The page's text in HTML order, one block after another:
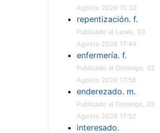
Agosto 2026 15:32
repentización. f.
Publicado el Lunes, 03
Agosto 2026 17:44
enfermería. f.
Publicado el Domingo, 02
Agosto 2026 17:58
enderezado. m.
Publicado el Domingo, 02
Agosto 2026 17:52
interesado.